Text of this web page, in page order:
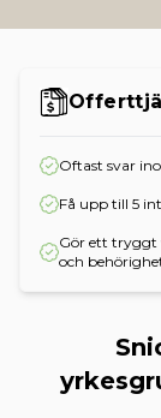
Oftast svar
Få upp till 5
Gör ett tryggt
och